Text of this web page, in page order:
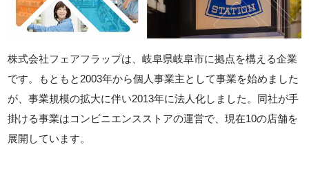
株式会社フェアフラップは、岐阜県岐阜市に拠点を構える企業
です。もともと2003年から個人事業主として事業を始めました
が、事業規模の拡大に伴い2013年に法人化しました。同社が手
掛ける事業はコンビニエンスストアの運営で、現在10の店舗を
展開しています。